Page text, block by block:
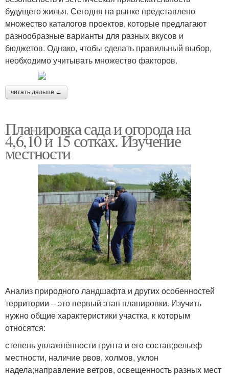
будущего жилья. Сегодня на рынке представлено
множество каталогов проектов, которые предлагают
разнообразные варианты для разных вкусов и
бюджетов. Однако, чтобы сделать правильный выбор,
необходимо учитывать множество факторов.
читать дальше →
Планировка сада и огорода на
4,6,10 и 15 сотках. Изучение
местности
Анализ природного ландшафта и других особенностей
территории – это первый этап планировки. Изучить
нужно общие характеристики участка, к которым
относятся:
степень увлажнённости грунта и его состав;рельеф
местности, наличие рвов, холмов, уклон
надела;направление ветров, освещенность разных мест